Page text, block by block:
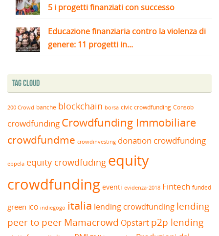
5 i progetti finanziati con successo
Educazione finanziaria contro la violenza di
genere: 11 progetti in...
Tag Cloud
200 Crowd banche blockchain borsa civic crowdfunding Consob
crowdfunding Crowdfunding Immobiliare
crowdfundme crowdinvesting donation crowdfunding
eppela equity crowdfuding equity
crowdfunding eventi evidenza-2018 Fintech funded
green ICO indiegogo italia lending crowdfunding lending
peer to peerMamacrowd Opstart p2p lending